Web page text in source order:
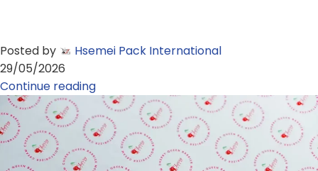
Posted by
Hsemei Pack International
29/05/2026
Continue reading